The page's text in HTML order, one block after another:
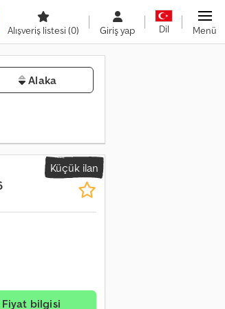
Alışveriş listesi (0) Giriş yap Dil Menü
Alaka
Küçük ilan
Fiyat bilgisi